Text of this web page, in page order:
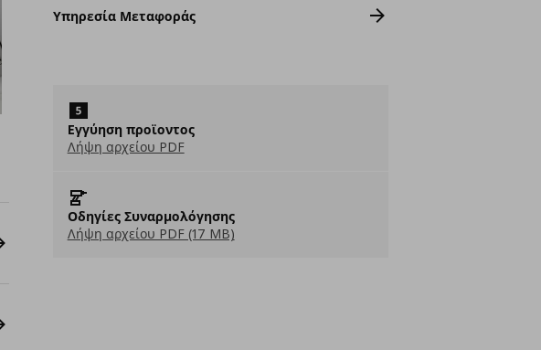
Υπηρεσία Μεταφοράς
Eγγύηση προϊοντος
Λήψη αρχείου PDF
Οδηγίες Συναρμολόγησης
Λήψη αρχείου PDF (17 MB)